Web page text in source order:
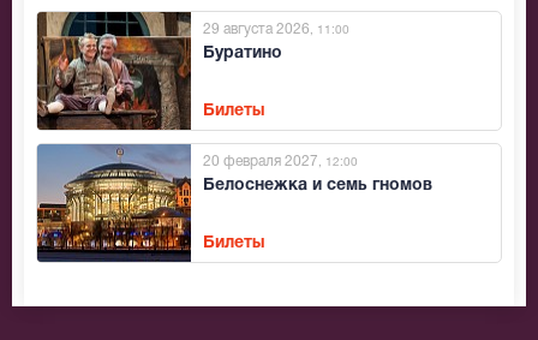
Буратино
29 августа 2026 , 11:00
Билеты
Белоснежка и семь гномов
20 февраля 2027 , 12:00
Билеты